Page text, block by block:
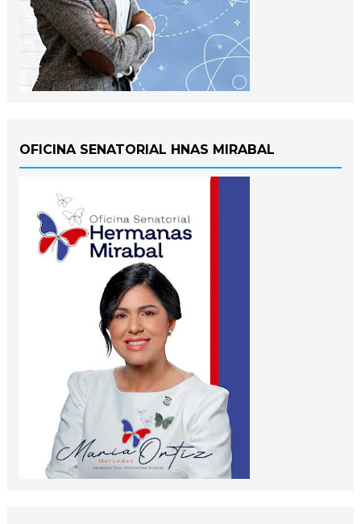
OFICINA SENATORIAL HNAS MIRABAL